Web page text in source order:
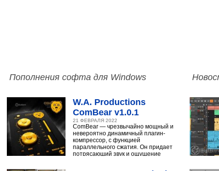
Пополнения софта для Windows
W.A. Productions
ComBear v1.0.1
21 ФЕВРАЛЯ 2022
ComBear — чрезвычайно мощный и
невероятно динамичный плагин-
компрессор, с функцией
параллельного сжатия. Он придает
потрясающий звук и ощущение